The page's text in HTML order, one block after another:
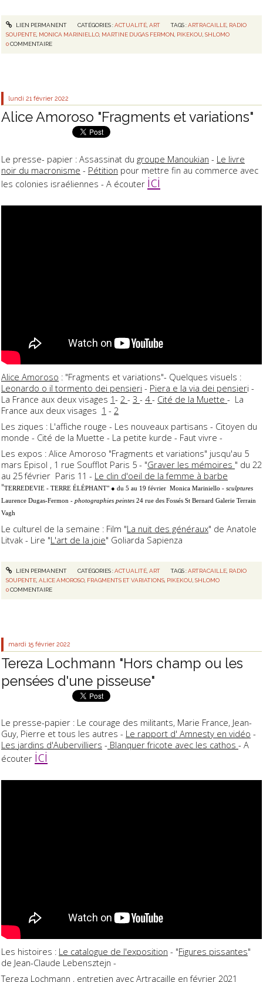
LIEN PERMANENT CATÉGORIES :ACTUALITÉ, ART TAGS :ARTRACAILLE RADIO
SOUPENTE MONICA MARINIELLO MARTINE DUGAS FERMON PIKEKOU ,SHLOMO
0COMMENTAIRE
lundi 21 février 2022
Alice Amoroso "Fragments et variations"
Le presse- papier : Assassinat du groupe Manoukian - Le livre
noir du macronisme - Pétition pour mettre fin au commerce avec
les colonies israéliennes - A écouter ici
Alice Amoroso : "Fragments et variations"- Quelques visuels :
Leonardo o il tormento dei pensieri - Piera e la via dei pensieri -
La France aux deux visages 1- 2 - 3 - 4- Cité de la Muette - La
France aux deux visages 1 - 2
Les ziques : L'affiche rouge - Les nouveaux partisans - Citoyen du
monde - Cité de la Muette - La petite kurde - Faut vivre -
Les expos : Alice Amoroso "Fragments et variations" jusqu'au 5
mars Episol , 1 rue Soufflot Paris 5 - "Graver les mémoires " du 22
au 25 février Paris 11 - Le clin d'oeil de la femme à barbe
"TERREDEVIE - TERRE ÉLÉPHANT" ● du 5 au 19 février Monica Mariniello - sculptures
Laurence Dugas-Fermon - photographies peintes 24 rue des Fossés St Bernard Galerie Terrain
Vagh
Le culturel de la semaine : Film "La nuit des généraux" de Anatole
Litvak - Lire "L'art de la joie" Goliarda Sapienza
LIEN PERMANENT CATÉGORIES :ACTUALITÉ, ART TAGS :ARTRACAILLE RADIO
SOUPENTE ,ALICE AMOROSO FRAGMENTS ET VARIATIONS PIKEKOU ,SHLOMO
0COMMENTAIRE
mardi 15 février 2022
Tereza Lochmann "Hors champ ou les
pensées d'une pisseuse"
Le presse-papier : Le courage des militants, Marie France, Jean-
Guy, Pierre et tous les autres - Le rapport d' Amnesty en vidéo -
Les jardins d'Aubervilliers - Blanquer fricote avec les cathos - A
écouter ici
Les histoires : Le catalogue de l'exposition - "Figures pissantes"
de Jean-Claude Lebensztejn -
Tereza Lochmann , entretien avec Artracaille en février 2021